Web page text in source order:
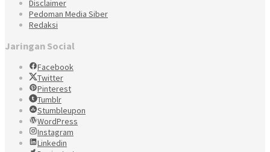
Disclaimer
Pedoman Media Siber
Redaksi
Jaringan Social
Facebook
Twitter
Pinterest
Tumblr
Stumbleupon
WordPress
Instagram
Linkedin